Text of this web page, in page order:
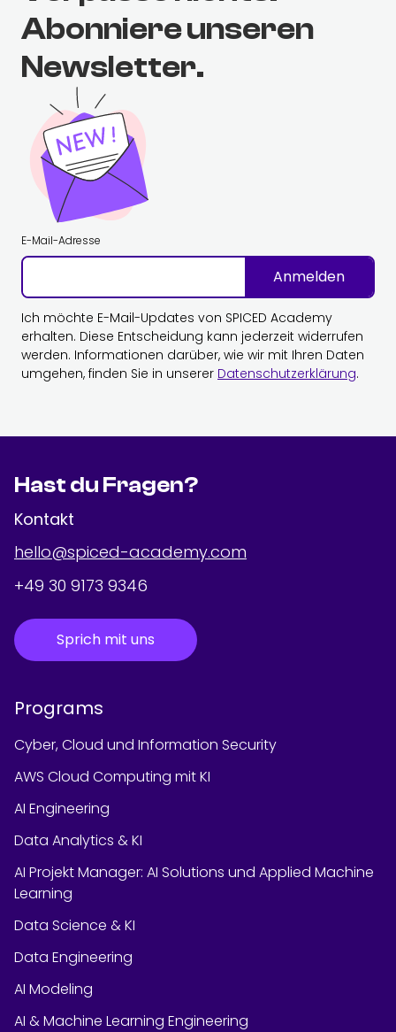
Abonniere unseren
Newsletter.
E-Mail-Adresse
Anmelden
Ich möchte E-Mail-Updates von SPICED Academy
erhalten. Diese Entscheidung kann jederzeit widerrufen
werden. Informationen darüber, wie wir mit Ihren Daten
umgehen, finden Sie in unserer Datenschutzerklärung.
Hast du Fragen?
Kontakt
hello@spiced-academy.com
+49 30 9173 9346
Sprich mit uns
Programs
Cyber, Cloud und Information Security
AWS Cloud Computing mit KI
AI Engineering
Data Analytics & KI
AI Projekt Manager: AI Solutions und Applied Machine
Learning
Data Science & KI
Data Engineering
AI Modeling
AI & Machine Learning Engineering